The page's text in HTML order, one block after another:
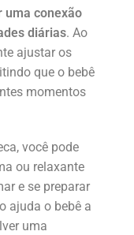
uma conexão
diárias. Ao
ajustar os
que o bebê
momentos
você pode
ou relaxante
e se preparar
ajuda o bebê a
uma